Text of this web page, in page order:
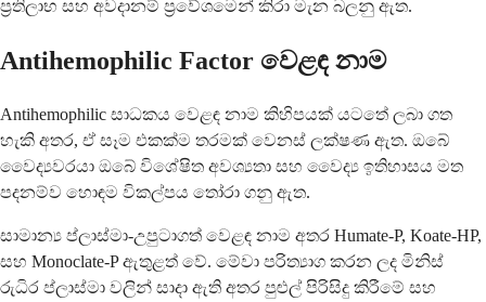
ප්‍රතිලාභ සහ අවදානම් ප්‍රවේශමෙන් කිරා මැන බලනු ඇත.
Antihemophilic Factor වෙළඳ නාම
Antihemophilic සාධකය වෙළඳ නාම කිහිපයක් යටතේ ලබා ගත
හැකි අතර, ඒ සෑම එකක්ම තරමක් වෙනස් ලක්ෂණ ඇත. ඔබේ
වෛද්‍යවරයා ඔබේ විශේෂිත අවශ්‍යතා සහ වෛද්‍ය ඉතිහාසය මත
පදනම්ව හොඳම විකල්පය තෝරා ගනු ඇත.
සාමාන්‍ය ප්ලාස්මා-උපුටාගත් වෙළඳ නාම අතර Humate-P, Koate-HP,
සහ Monoclate-P ඇතුළත් වේ. මේවා පරිත්‍යාග කරන ලද මිනිස්
රුධිර ප්ලාස්මා වලින් සාදා ඇති අතර පුළුල් පිරිසිදු කිරීමේ සහ